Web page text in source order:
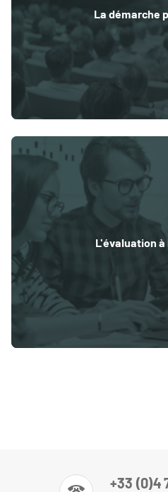
La démarche
L'évaluation à
+33 (0)4